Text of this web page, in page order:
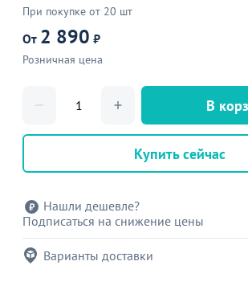
При покупке от 20 шт
От 2 890 ₽
Розничная цена
В
Купить сейчас
Нашли дешевле?
Подписаться на снижение цены
Варианты доставки